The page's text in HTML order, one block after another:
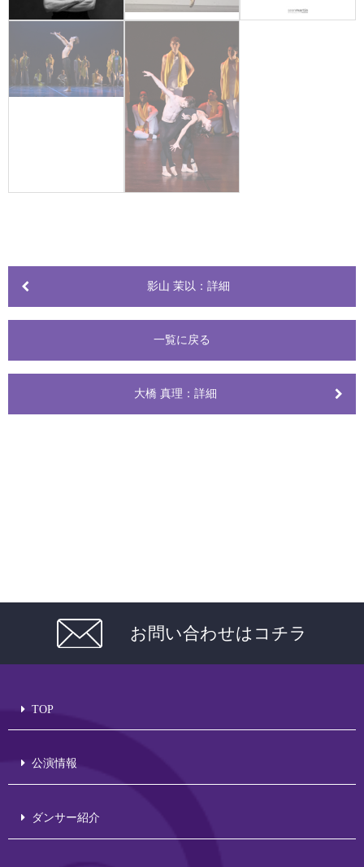
影山 茉以：詳細
一覧に戻る
大橋 真理：詳細
お問い合わせはコチラ
TOP
公演情報
ダンサー紹介